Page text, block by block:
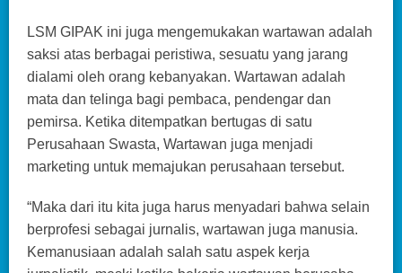
LSM GIPAK ini juga mengemukakan wartawan adalah
saksi atas berbagai peristiwa, sesuatu yang jarang
dialami oleh orang kebanyakan. Wartawan adalah
mata dan telinga bagi pembaca, pendengar dan
pemirsa. Ketika ditempatkan bertugas di satu
Perusahaan Swasta, Wartawan juga menjadi
marketing untuk memajukan perusahaan tersebut.
“Maka dari itu kita juga harus menyadari bahwa selain
berprofesi sebagai jurnalis, wartawan juga manusia.
Kemanusiaan adalah salah satu aspek kerja